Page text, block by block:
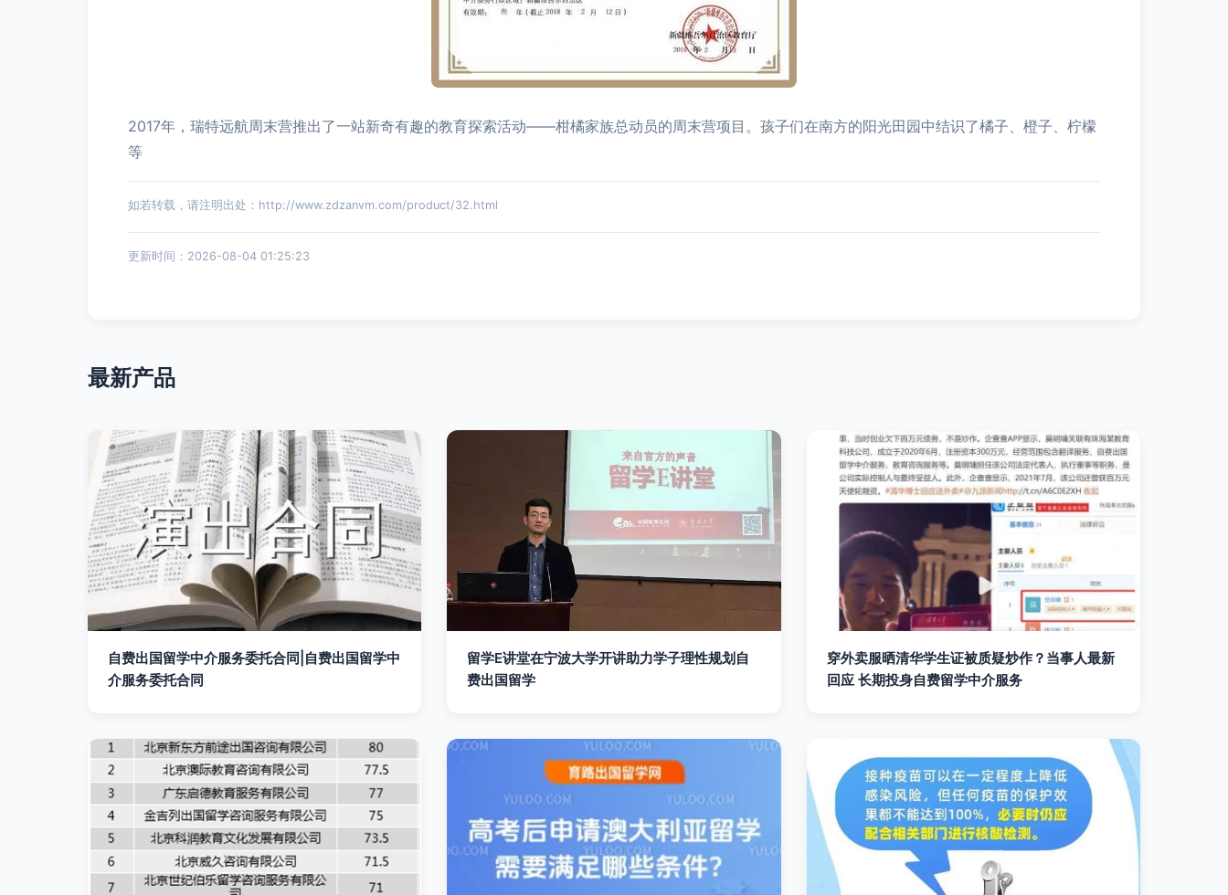
2017年，瑞特远航周末营推出了一站新奇有趣的教育探索活动——柑橘家族总动员的周末营项目。孩子们在南方的阳光田园中结识了橘子、橙子、柠檬
等
如若转载，请注明出处：http://www.zdzanvm.com/product/32.html
更新时间：2026-08-04 01:25:23
最新产品
自费出国留学中介服务委托合同|自费出国留学中
介服务委托合同
留学E讲堂在宁波大学开讲助力学子理性规划自
费出国留学
穿外卖服晒清华学生证被质疑炒作？当事人最新
回应 长期投身自费留学中介服务